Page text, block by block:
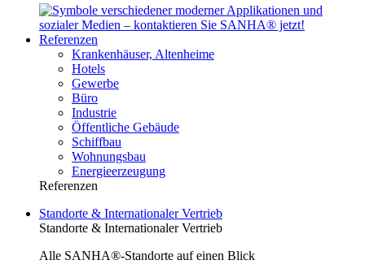
Referenzen
Krankenhäuser, Altenheime
Hotels
Gewerbe
Büro
Industrie
Öffentliche Gebäude
Schiffbau
Wohnungsbau
Energieerzeugung
Referenzen
Standorte & Internationaler Vertrieb
Standorte & Internationaler Vertrieb
Alle SANHA®-Standorte auf einen Blick